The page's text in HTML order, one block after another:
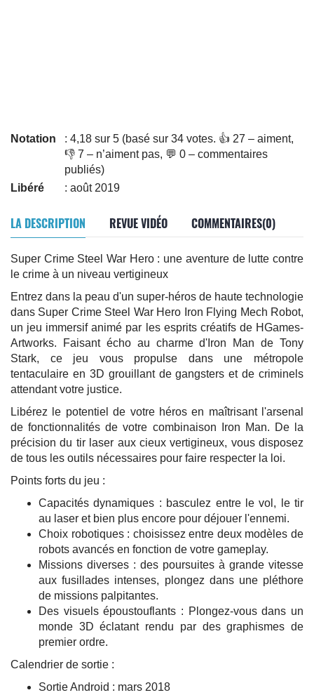
Notation
: 4,18 sur 5 (basé sur 34 votes. 👍 27 – aiment,
👎 7 – n’aiment pas, 💬 0 – commentaires
publiés)
Libéré
: août 2019
LA DESCRIPTION REVUE VIDÉO COMMENTAIRES(0)
Super Crime Steel War Hero : une aventure de lutte contre
le crime à un niveau vertigineux
Entrez dans la peau d'un super-héros de haute technologie
dans Super Crime Steel War Hero Iron Flying Mech Robot,
un jeu immersif animé par les esprits créatifs de HGames-
Artworks. Faisant écho au charme d'Iron Man de Tony
Stark, ce jeu vous propulse dans une métropole
tentaculaire en 3D grouillant de gangsters et de criminels
attendant votre justice.
Libérez le potentiel de votre héros en maîtrisant l'arsenal
de fonctionnalités de votre combinaison Iron Man. De la
précision du tir laser aux cieux vertigineux, vous disposez
de tous les outils nécessaires pour faire respecter la loi.
Points forts du jeu :
Capacités dynamiques : basculez entre le vol, le tir
au laser et bien plus encore pour déjouer l'ennemi.
Choix robotiques : choisissez entre deux modèles de
robots avancés en fonction de votre gameplay.
Missions diverses : des poursuites à grande vitesse
aux fusillades intenses, plongez dans une pléthore
de missions palpitantes.
Des visuels époustouflants : Plongez-vous dans un
monde 3D éclatant rendu par des graphismes de
premier ordre.
Calendrier de sortie :
Sortie Android : mars 2018